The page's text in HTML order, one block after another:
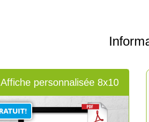
Affiche personnalisée 8x10